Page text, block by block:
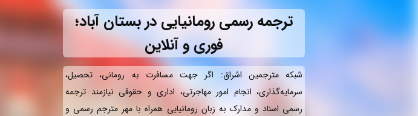
ترجمه رسمی رومانیایی در بستان آباد؛
فوری و آنلاین
شبکه مترجمین اشراق: اگر جهت مسافرت به رومانی، تحصیل،
سرمایه‌گذاری، انجام امور مهاجرتی، اداری و حقوقی نیازمند ترجمه
رسمی اسناد و مدارک به زبان رومانیایی همراه با مهر مترجم رسمی و